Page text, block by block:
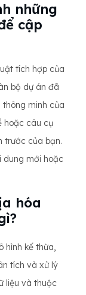
những
cập
tích hợp của
bộ dự án đã
minh của
hoặc câu cụ
trước của bạn.
dung mới hoặc
hóa
hình kế thừa,
tích và xử lý
liệu và thuộc